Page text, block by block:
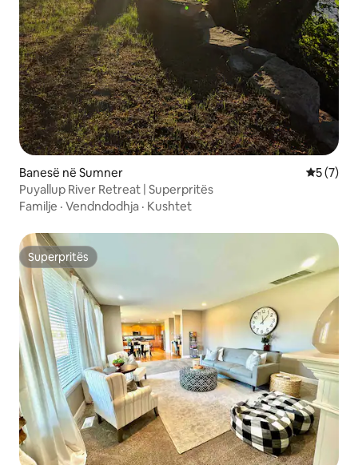
Banesë në Sumner
5 (7)
Puyallup River Retreat | Superpritës
Familje · Vendndodhja · Kushtet
Superpritës
Superpritës